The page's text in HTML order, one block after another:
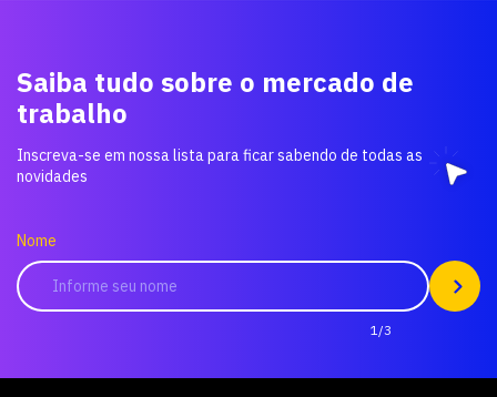
Saiba tudo sobre o mercado de
trabalho
Inscreva-se em nossa lista para ficar sabendo de todas as
novidades
Nome
1/3